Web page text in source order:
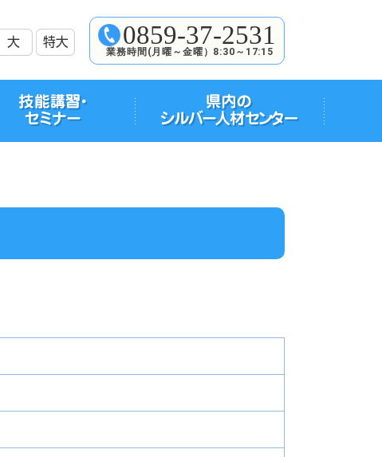
0859-37-2531
業務時間(月曜～金曜）8:30～17:15